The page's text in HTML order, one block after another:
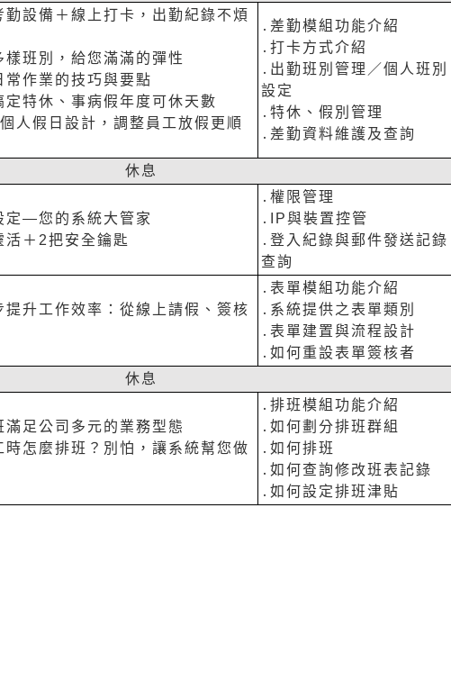
設備＋線上打卡，出勤紀錄不煩
班別，給您滿滿的彈性
作業的技巧與要點
特休、事病假年度可休天數
人假日設計，調整員工放假更順
․差勤模組功能介紹
․打卡方式介紹
․出勤班別管理／個人班別
設定
․特休、假別管理
․差勤資料維護及查詢
休息
—您的系統大管家
＋2把安全鑰匙
․權限管理
․IP與裝置控管
․登入紀錄與郵件發送記錄
查詢
升工作效率：從線上請假、簽核
․表單模組功能介紹
․系統提供之表單類別
․表單建置與流程設計
․如何重設表單簽核者
休息
足公司多元的業務型態
怎麼排班？別怕，讓系統幫您做
․排班模組功能介紹
․如何劃分排班群組
․如何排班
․如何查詢修改班表記錄
․如何設定排班津貼